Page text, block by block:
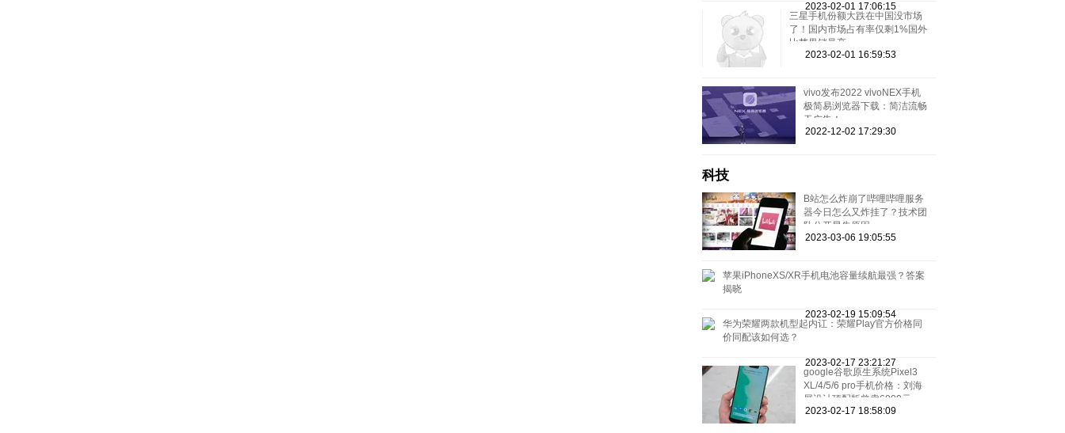
2023-02-01 17:06:15
三星手机份额大跌在中国没市场
了！国内市场占有率仅剩1%国外
比苹果销量高
2023-02-01 16:59:53
vivo发布2022 vivoNEX手机
极简易浏览器下载：简洁流畅
无广告！
2022-12-02 17:29:30
科技
B站怎么炸崩了哔哩哔哩服务
器今日怎么又炸挂了？技术团
队公开早先原因
2023-03-06 19:05:55
苹果iPhoneXS/XR手机电池容量续航最强？答案
揭晓
2023-02-19 15:09:54
华为荣耀两款机型起内讧：荣耀Play官方价格同
价同配该如何选？
2023-02-17 23:21:27
google谷歌原生系统Pixel3
XL/4/5/6 pro手机价格：刘海
屏设计顶配版曾卖6900元
2023-02-17 18:58:09